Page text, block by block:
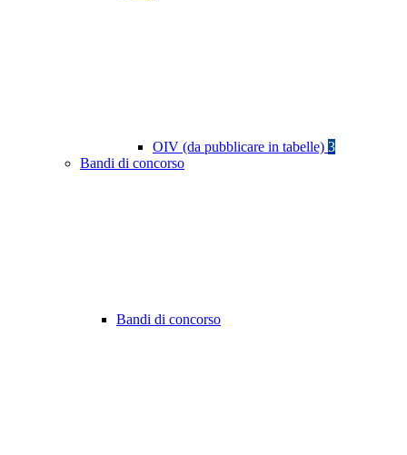
OIV (da pubblicare in tabelle) 3
Bandi di concorso
Bandi di concorso